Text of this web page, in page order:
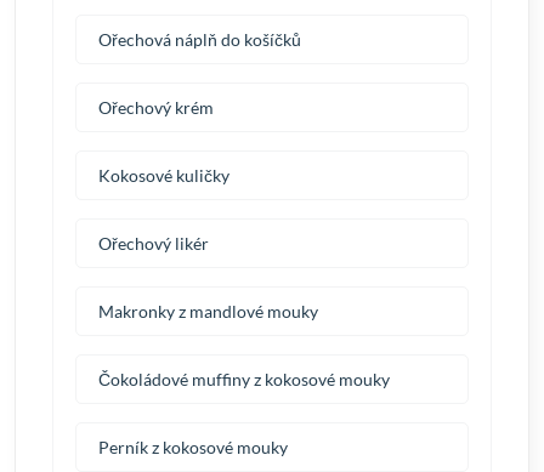
Ořechová náplň do košíčků
Ořechový krém
Kokosové kuličky
Ořechový likér
Makronky z mandlové mouky
Čokoládové muffiny z kokosové mouky
Perník z kokosové mouky